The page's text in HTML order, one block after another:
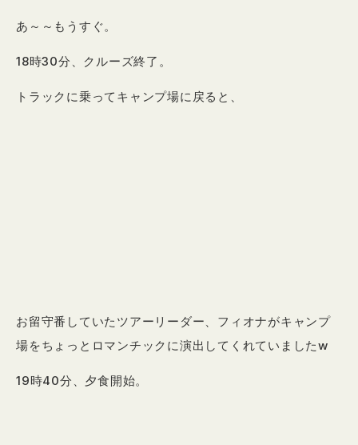
あ～～もうすぐ。
18時30分、クルーズ終了。
トラックに乗ってキャンプ場に戻ると、
お留守番していたツアーリーダー、フィオナがキャンプ
場をちょっとロマンチックに演出してくれていましたw
19時40分、夕食開始。